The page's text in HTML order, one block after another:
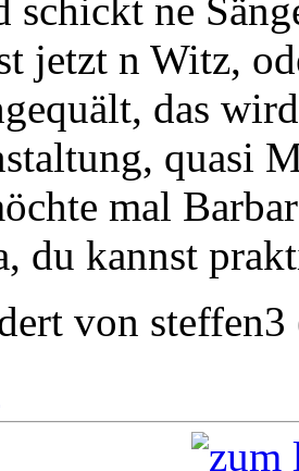
schickt ne
jetzt n Witz,
das
quasi
mal
du kannst
von